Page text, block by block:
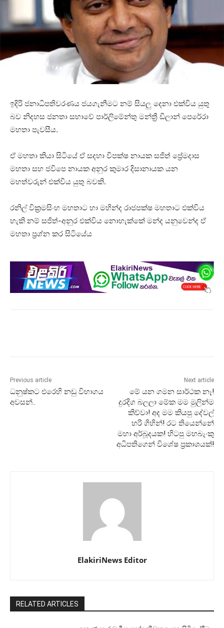
ඉදිරි ජනාධිපතිවරණය ජයගැනීමට නම් සියලු දෙනා එක්විය යුතු
බව නිදහස ජනතා සභාවේ පාර්ලිමේන්තු මන්ත්‍රී ඩිලාන් පෙරේරා
මහතා පැවසීය.
ඒ මහතා කියා සිටියේ ඒ සදහා විපක්ෂ නායක සජිත් ප්‍රේමදාස
මහතා සහ ජවිපෙ නායක අනුර කුමාර දිසානායක යන
මහත්වරුන් එක්විය යුතු බවකි.
රනිල් වික්‍රමසිංහ මහතාට හා මහින්ද රාජපක්ෂ මහතාට එක්විය
හැකි නම් සජිත්-අනුර එක්විය නොහැක්කේ මන්ද යනුවෙන්ද ඒ
මහතා ප්‍රශ්න කර සිටියේය
Previous article
ධනුෂ්කට එරෙහි නඩු විභාගය
අවසන්..
Next article
මේ යන ගමන සාර්ථක නෑ!
දුරදිග බලලා මේක මම මුලින්ම
කිව්වා! අද මම කියපු දේවල්
හරි ගිහින්! ‌රට තියෙන්නේ
මහා අර්බූදයක! හිටපු මහබැංකු
අධිපතිගෙන් විශේෂ ප්‍රකාශයක්!
ElakiriNews Editor
RELATED ARTICLES